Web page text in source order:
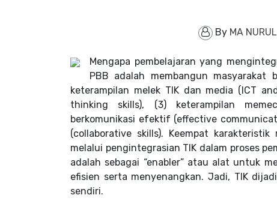
By MA
Mengapa pembelajaran yang
PBB adalah membangun masyarakat
keterampilan melek TIK dan media (ICT
thinking skills), (3) keterampilan
berkomunikasi efektif (effective
(collaborative skills). Keempat
melalui pengintegrasian TIK dalam proses
adalah sebagai “enabler” atau alat untuk
efisien serta menyenangkan. Jadi, TIK
sendiri.